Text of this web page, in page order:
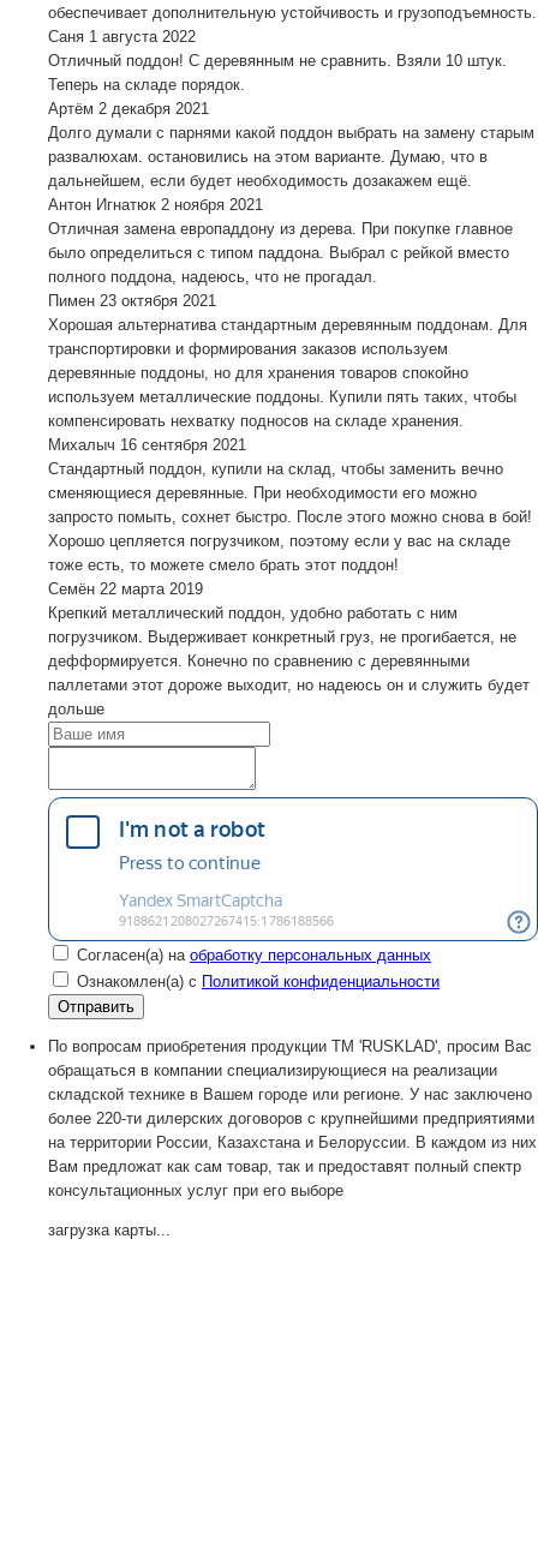
обеспечивает дополнительную устойчивость и грузоподъемность.
Саня 1 августа 2022
Отличный поддон! С деревянным не сравнить. Взяли 10 штук.
Теперь на складе порядок.
Артём 2 декабря 2021
Долго думали с парнями какой поддон выбрать на замену старым
развалюхам. остановились на этом варианте. Думаю, что в
дальнейшем, если будет необходимость дозакажем ещё.
Антон Игнатюк 2 ноября 2021
Отличная замена европаддону из дерева. При покупке главное
было определиться с типом паддона. Выбрал с рейкой вместо
полного поддона, надеюсь, что не прогадал.
Пимен 23 октября 2021
Хорошая альтернатива стандартным деревянным поддонам. Для
транспортировки и формирования заказов используем
деревянные поддоны, но для хранения товаров спокойно
используем металлические поддоны. Купили пять таких, чтобы
компенсировать нехватку подносов на складе хранения.
Михалыч 16 сентября 2021
Стандартный поддон, купили на склад, чтобы заменить вечно
сменяющиеся деревянные. При необходимости его можно
запросто помыть, сохнет быстро. После этого можно снова в бой!
Хорошо цепляется погрузчиком, поэтому если у вас на складе
тоже есть, то можете смело брать этот поддон!
Семён 22 марта 2019
Крепкий металлический поддон, удобно работать с ним
погрузчиком. Выдерживает конкретный груз, не прогибается, не
дефформируется. Конечно по сравнению с деревянными
паллетами этот дороже выходит, но надеюсь он и служить будет
дольше
Согласен(а) на обработку персональных данных
Ознакомлен(а) с Политикой конфиденциальности
По вопросам приобретения продукции TM 'RUSKLAD', просим Вас
обращаться в компании специализирующиеся на реализации
складской технике в Вашем городе или регионе. У нас заключено
более 220-ти дилерских договоров с крупнейшими предприятиями
на территории России, Казахстана и Белоруссии. В каждом из них
Вам предложат как сам товар, так и предоставят полный спектр
консультационных услуг при его выборе
загрузка карты...